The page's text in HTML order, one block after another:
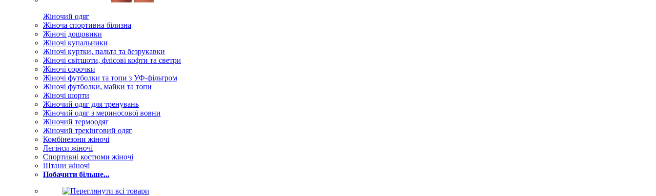
Жіночий одяг
Жіноча спортивна білизна
Жіночі дощовики
Жіночі купальники
Жіночі куртки, пальта та безрукавки
Жіночі світшоти, флісові кофти та светри
Жіночі сорочки
Жіночі футболки та топи з УФ-фільтром
Жіночі футболки, майки та топи
Жіночі шорти
Жіночий одяг для тренувань
Жіночий одяг з мериносової вовни
Жіночий термоодяг
Жіночий трекінговий одяг
Комбінезони жіночі
Легінси жіночі
Спортивні костюми жіночі
Штани жіночі
Побачити більше...